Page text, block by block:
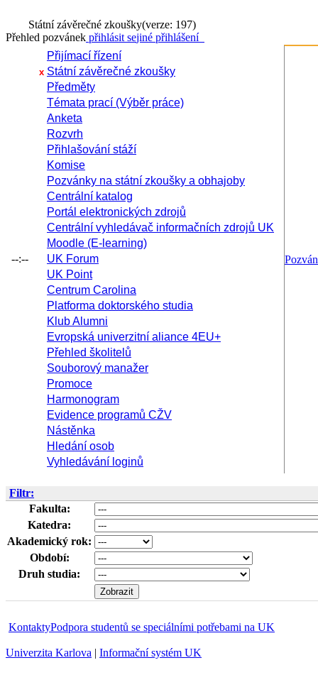
Státní závěrečné zkoušky(verze: 197)
Přehled pozvánek přihlásit sejiné přihlášení
--:--
Přijímací řízení
x Státní závěrečné zkoušky
Předměty
Témata prací (Výběr práce)
Anketa
Rozvrh
Přihlašování stáží
Komise
Pozvánky na státní zkoušky a obhajoby
Centrální katalog
Portál elektronických zdrojů
Centrální vyhledávač informačních zdrojů UK
Moodle (E-learning)
UK Forum
UK Point
Centrum Carolina
Platforma doktorského studia
Klub Alumni
Evropská univerzitní aliance 4EU+
Přehled školitelů
Souborový manažer
Promoce
Harmonogram
Evidence programů CŽV
Nástěnka
Hledání osob
Vyhledávání loginů
Filtr:
Fakulta:
Katedra:
Akademický rok:
Období:
Druh studia:
KontaktyPodpora studentů se speciálními potřebami na UK
Univerzita Karlova | Informační systém UK